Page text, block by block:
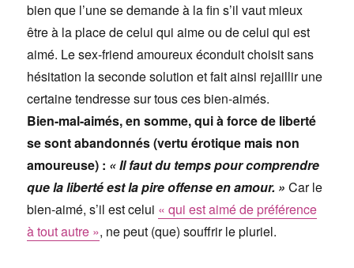
bien que l’une se demande à la fin s’il vaut mieux
être à la place de celui qui aime ou de celui qui est
aimé. Le sex-friend amoureux éconduit choisit sans
hésitation la seconde solution et fait ainsi rejaillir une
certaine tendresse sur tous ces bien-aimés.
Bien-mal-aimés, en somme, qui à force de liberté
se sont abandonnés (vertu érotique mais non
amoureuse) : « Il faut du temps pour comprendre
que la liberté est la pire offense en amour. »Car le
bien-aimé, s’il est celui « qui est aimé de préférence
à tout autre », ne peut (que) souffrir le pluriel.